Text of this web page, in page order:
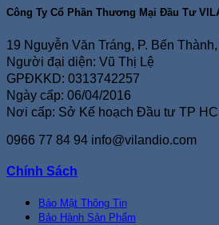
Công Ty Cổ Phần Thương Mại Đầu Tư
19 Nguyễn Văn Tráng, P. Bến
Người đại diện: Vũ Thị Lệ
GPĐKKD: 0313742257
Ngày cấp: 06/04/2016
Nơi cấp: Sở Kế hoạch Đầu tư TP
0966 77 84 94 info@vilandio.com
Chính Sách
Bảo Mật Thông Tin
Bảo Hành Sản Phẩm